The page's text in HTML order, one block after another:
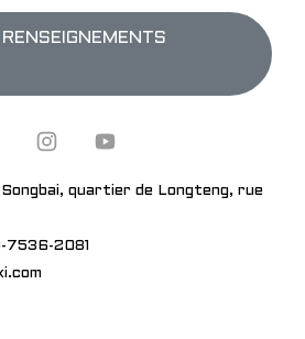
quartier de Longteng, rue
7536-2081